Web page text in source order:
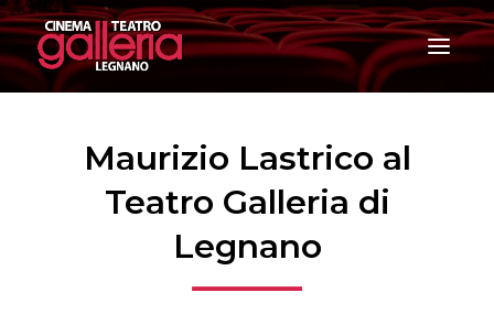
T
o
Maurizio Lastrico al
Teatro Galleria di
Legnano